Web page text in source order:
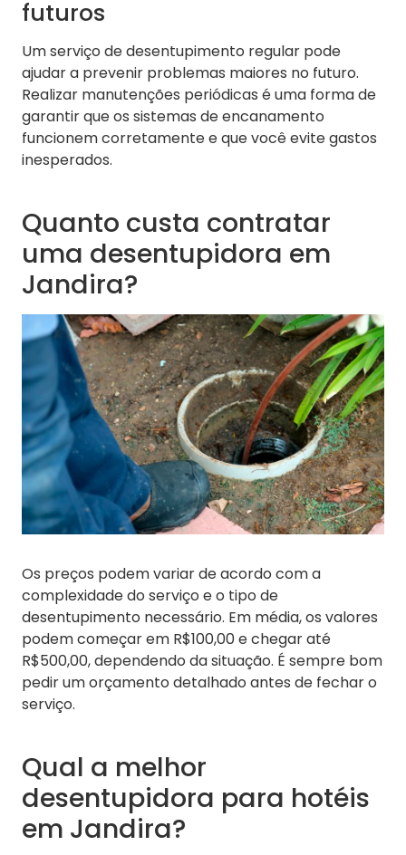
futuros
Um serviço de desentupimento regular pode
ajudar a prevenir problemas maiores no futuro.
Realizar manutenções periódicas é uma forma de
garantir que os sistemas de encanamento
funcionem corretamente e que você evite gastos
inesperados.
Quanto custa contratar
uma desentupidora em
Jandira?
Os preços podem variar de acordo com a
complexidade do serviço e o tipo de
desentupimento necessário. Em média, os valores
podem começar em R$100,00 e chegar até
R$500,00, dependendo da situação. É sempre bom
pedir um orçamento detalhado antes de fechar o
serviço.
Qual a melhor
desentupidora para hotéis
em Jandira?